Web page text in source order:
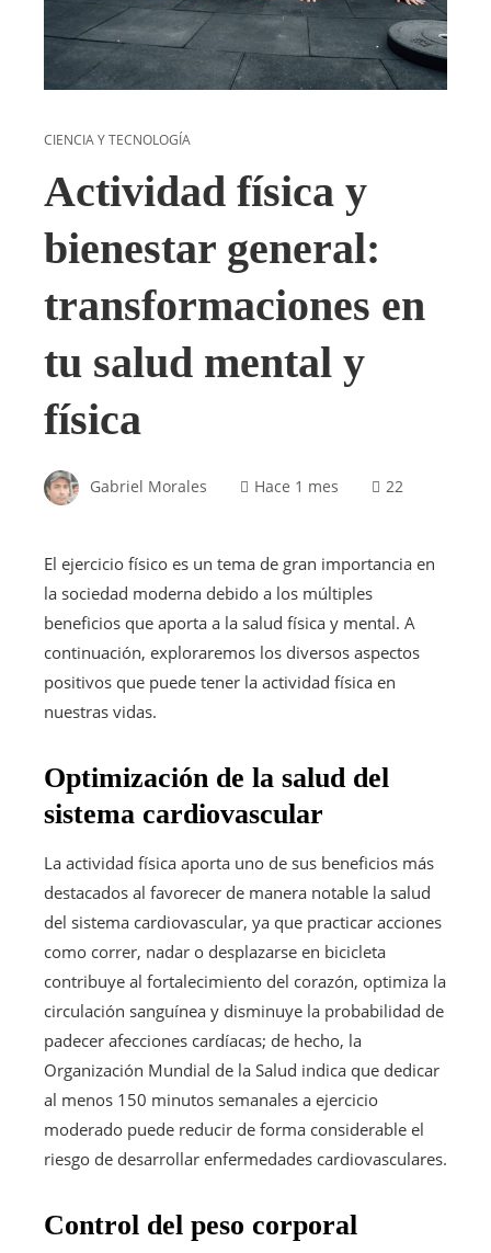
CIENCIA Y TECNOLOGÍA
Actividad física y
bienestar general:
transformaciones en
tu salud mental y
física
Gabriel Morales Hace 1 mes 22
El ejercicio físico es un tema de gran importancia en
la sociedad moderna debido a los múltiples
beneficios que aporta a la salud física y mental. A
continuación, exploraremos los diversos aspectos
positivos que puede tener la actividad física en
nuestras vidas.
Optimización de la salud del
sistema cardiovascular
La actividad física aporta uno de sus beneficios más
destacados al favorecer de manera notable la salud
del sistema cardiovascular, ya que practicar acciones
como correr, nadar o desplazarse en bicicleta
contribuye al fortalecimiento del corazón, optimiza la
circulación sanguínea y disminuye la probabilidad de
padecer afecciones cardíacas; de hecho, la
Organización Mundial de la Salud indica que dedicar
al menos 150 minutos semanales a ejercicio
moderado puede reducir de forma considerable el
riesgo de desarrollar enfermedades cardiovasculares.
Control del peso corporal